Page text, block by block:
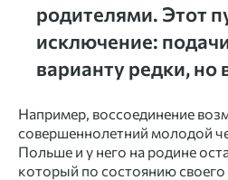
родителями. Этот
исключение:
варианту редки,
Например, воссоединение
совершеннолетний молодой
Польше и у него на родине
который по состоянию своего